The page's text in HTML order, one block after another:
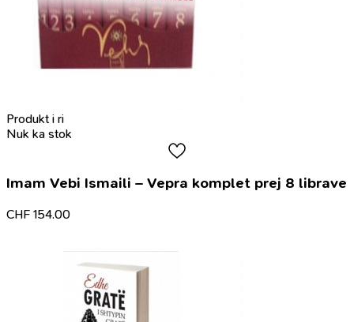
Produkt i ri
Nuk ka stok
Imam Vebi Ismaili – Vepra komplet prej 8 librave
CHF 154.00